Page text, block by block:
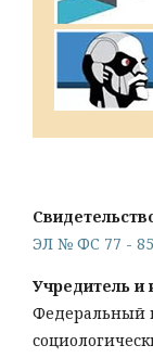
ЭЛ № ФС 77 -
Учредитель и
Федеральный